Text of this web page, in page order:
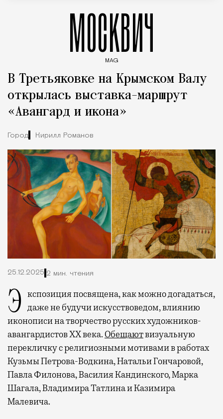
МОСКВИЧ
MAG
В Третьяковке на Крымском Валу
открылась выставка-маршрут
«Авангард и икона»
Город Кирилл Романов
25.12.2025 2 мин. чтения
Экспозиция посвящена, как можно догадаться, даже не будучи искусствоведом, влиянию
иконописи на творчество русских художников-
авангардистов XX века. Обещаютвизуальную
перекличку с религиозными мотивами в работах
Кузьмы Петрова-Водкина, Натальи Гончаровой,
Павла Филонова, Василия Кандинского, Марка
Шагала, Владимира Татлина и Казимира
Малевича.